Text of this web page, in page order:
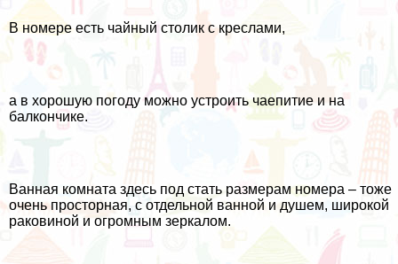
В номере есть чайный столик с креслами,
а в хорошую погоду можно устроить чаепитие и на
балкончике.
Ванная комната здесь под стать размерам номера – тоже
очень просторная, с отдельной ванной и душем, широкой
раковиной и огромным зеркалом.